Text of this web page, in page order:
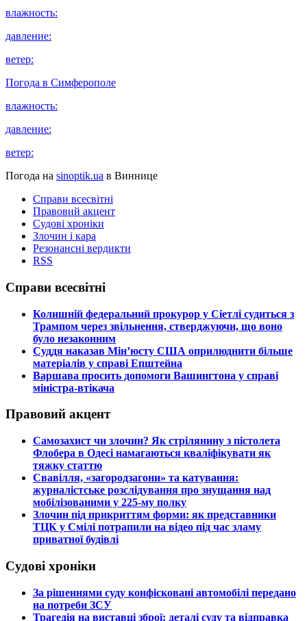
влажность:
давление:
ветер:
Погода в Симферополе
влажность:
давление:
ветер:
Погода на sinoptik.ua в Виннице
Справи всесвітні
Правовий акцент
Судові хроніки
Злочин і кара
Резонансні вердикти
RSS
Справи всесвітні
​Колишній федеральний прокурор у Сіетлі судиться з
Трампом через звільнення, стверджуючи, що воно
було незаконним
​Суддя наказав Мін’юсту США оприлюднити більше
матеріалів у справі Епштейна
​Варшава просить допомоги Вашингтона у справі
міністра-втікача
Правовий акцент
​Самозахист чи злочин? Як стрілянину з пістолета
Флобера в Одесі намагаються кваліфікувати як
тяжку статтю
​Свавілля, «загородзагони» та катування:
журналістське розслідування про знущання над
мобілізованими у 225-му полку
​Злочин під прикриттям форми: як представники
ТЦК у Смілі потрапили на відео під час зламу
приватної будівлі
Судові хроніки
​За рішеннями суду конфісковані автомобілі передано
на потреби ЗСУ
​Трагедія на виставці зброї: деталі суду та відправка